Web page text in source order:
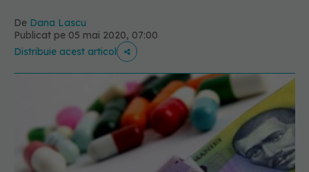
De Dana Lascu
Publicat pe 05 mai 2020, 07:00
Distribuie acest articol